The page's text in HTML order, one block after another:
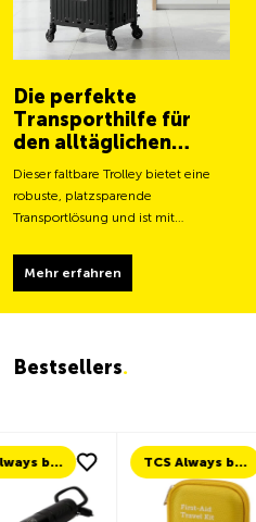
Die perfekte
Transporthilfe für
den alltäglichen
Gebrauch
Dieser faltbare Trolley bietet eine
robuste, platzsparende
Transportlösung und ist mit
Tragfähigkeit ausgestattet.
Mehr erfahren
Bestsellers.
TCS Always by my side